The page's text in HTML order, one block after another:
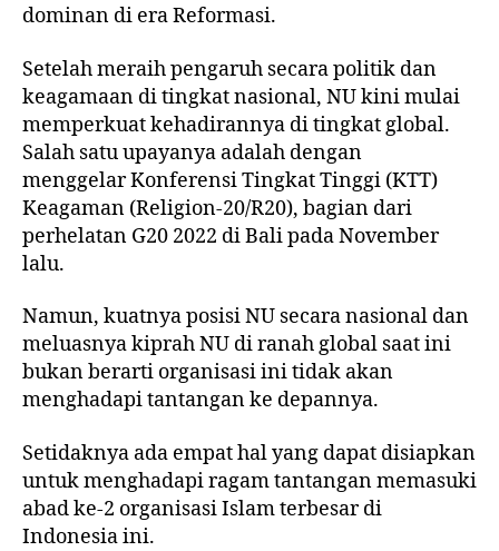
dominan di era Reformasi.
Setelah meraih pengaruh secara politik dan
keagamaan di tingkat nasional, NU kini mulai
memperkuat kehadirannya di tingkat global.
Salah satu upayanya adalah dengan
menggelarKonferensi Tingkat Tinggi (KTT)
Keagaman (Religion-20/R20), bagian dari
perhelatan G20 2022 di Bali pada November
lalu.
Namun, kuatnya posisi NU secara nasional dan
meluasnya kiprah NU di ranah global saat ini
bukan berarti organisasi ini tidak akan
menghadapi tantangan ke depannya.
Setidaknya ada empat hal yang dapat disiapkan
untuk menghadapi ragam tantangan memasuki
abad ke-2 organisasi Islam terbesardi
Indonesia ini.